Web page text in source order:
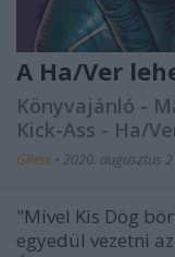
A Ha/Ver
Könyvajánló -
Kick-Ass - Ha/
GReni • 2020. augusztus
"Mivel Kis Dög
egyedül vezetni